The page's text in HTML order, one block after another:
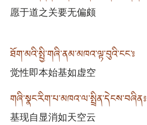
愿于道之关要无偏颇
ཐོག་མའི་སྤྱི་གཞི་ནམ་མཁའ་ལྟ་བུའི་ངང༌༔
觉性即本始基如虚空
གཞི་སྣང་རིག་པ་མཁའ་ལ་སྤྲིན་དེངས་བཞིན༔
基现自显消如天空云